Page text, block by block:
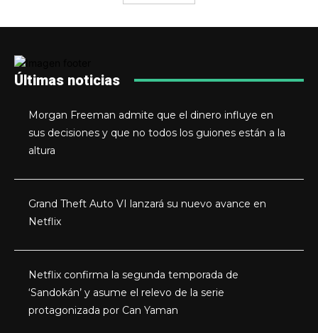
Últimas noticias
Morgan Freeman admite que el dinero influye en
sus decisiones y que no todos los guiones están a la
altura
Grand Theft Auto VI lanzará su nuevo avance en
Netflix
Netflix confirma la segunda temporada de
‘Sandokán’ y asume el relevo de la serie
protagonizada por Can Yaman